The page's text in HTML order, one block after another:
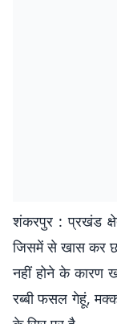
शंकरपुर : प्रखंड
जिसमें से खास कर
नहीं होने के कारण
रब्बी फसल गेहूं,